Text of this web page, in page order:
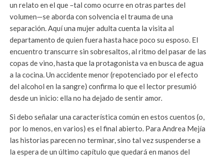
un relato en el que –tal como ocurre en otras partes del
volumen—se aborda con solvencia el trauma de una
separación. Aquí una mujer adulta cuenta la visita al
departamento de quien fuera hasta hace poco su esposo. El
encuentro transcurre sin sobresaltos, al ritmo del pasar de las
copas de vino, hasta que la protagonista va en busca de agua
a la cocina. Un accidente menor (repotenciado por el efecto
del alcohol en la sangre) confirma lo que el lector presumió
desde un inicio: ella no ha dejado de sentir amor.
Si debo señalar una característica común en estos cuentos (o,
por lo menos, en varios) es el final abierto. Para Andrea Mejía
las historias parecen no terminar, sino tal vez suspenderse a
la espera de un último capítulo que quedará en manos del